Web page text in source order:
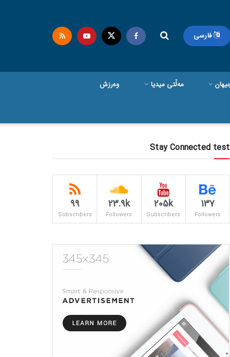
فارسی
مەڵتی میدیا وەرزش
Stay Connected test
137
Followers
205k
Subscribers
23.9k
Followers
99
Subscribers